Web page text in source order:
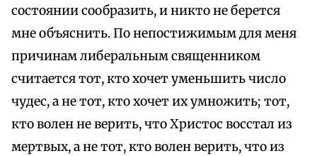
состоянии сообразить, и никто не берется
мне объяснить. По непостижимым для меня
причинам либеральным священником
считается тот, кто хочет уменьшить число
чудес, а не тот, кто хочет их умножить; тот,
кто волен не верить, что Христос восстал из
мертвых, а не тот, кто волен верить, что из